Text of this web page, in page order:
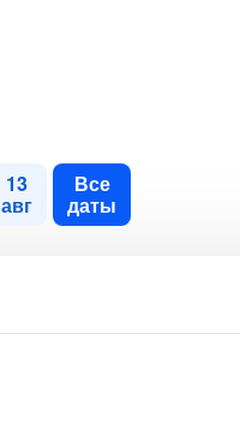
13
авг
Все
даты